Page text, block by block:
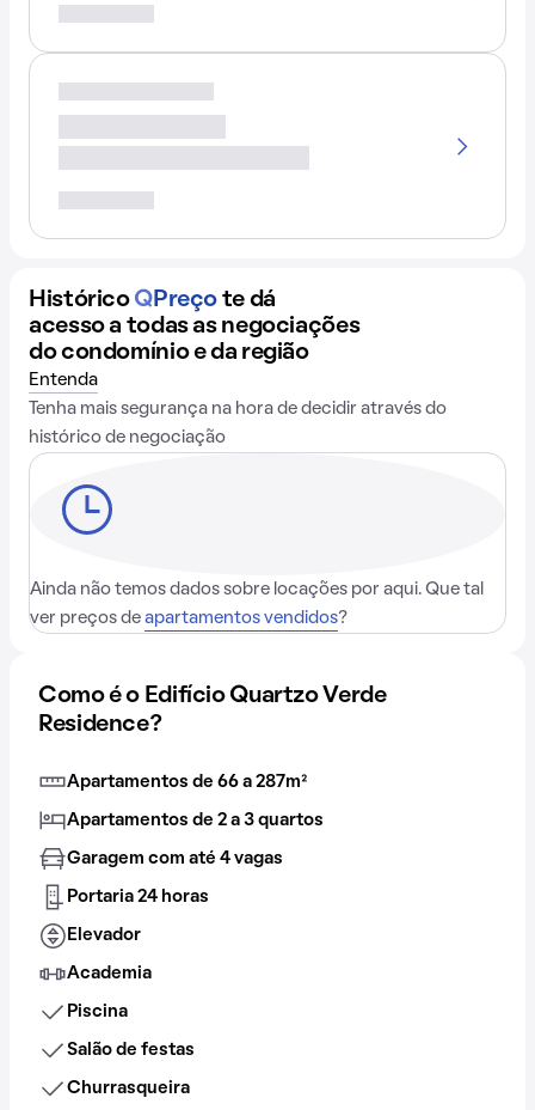
Histórico QPreço te dá
acesso a todas as negociações
do condomínio e da região
Entenda
Tenha mais segurança na hora de decidir através do
histórico de negociação
Ainda não temos dados sobre locações por aqui. Que tal
ver preços de apartamentos vendidos?
Como é o Edifício Quartzo Verde
Residence?
Apartamentos de 66 a 287m²
Apartamentos de 2 a 3 quartos
Garagem com até 4 vagas
Portaria 24 horas
Elevador
Academia
Piscina
Salão de festas
Churrasqueira